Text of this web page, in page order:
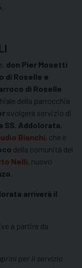
don Pier Mosetti
di Roselle e
di Roselle
della parrocchia
svolgerà servizio di
SS. Addolorata,
Bianchi, che è
della comunità del
Nelli, nuovo
arriverà il
a partire da
per il servizio